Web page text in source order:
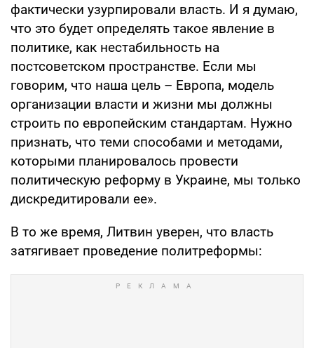
фактически узурпировали власть. И я думаю,
что это будет определять такое явление в
политике, как нестабильность на
постсоветском пространстве. Если мы
говорим, что наша цель – Европа, модель
организации власти и жизни мы должны
строить по европейским стандартам. Нужно
признать, что теми способами и методами,
которыми планировалось провести
политическую реформу в Украине, мы только
дискредитировали ее».
В то же время, Литвин уверен, что власть
затягивает проведение политреформы: